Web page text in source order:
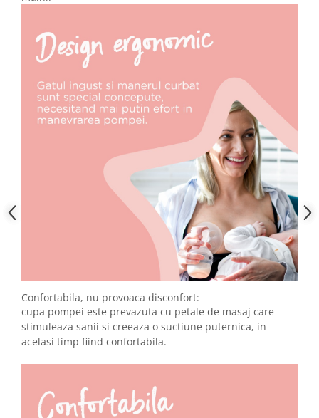
Confortabila, nu provoaca disconfort:
cupa pompei este prevazuta cu petale de masaj care
stimuleaza sanii si creeaza o suctiune puternica, in
acelasi timp fiind confortabila.